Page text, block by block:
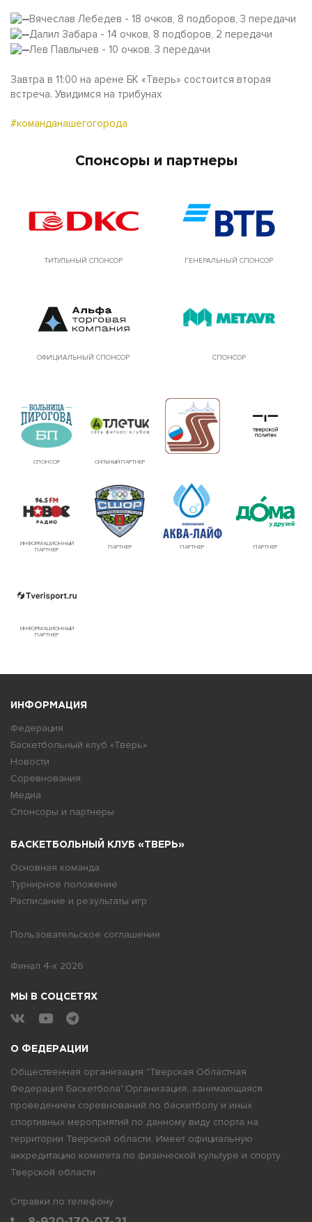
Вячеслав Лебедев - 18 очков, 8 подборов, 3 передачи
Далил Забара - 14 очков, 8 подборов, 2 передачи
Лев Павлычев - 10 очков, 3 передачи
Завтра в 11:00 на арене БК «Тверь» состоится вторая
встреча. Увидимся на трибунах
#команданашегогорода
Спонсоры и партнеры
ТИТУЛЬНЫЙ СПОНСОР ГЕНЕРАЛЬНЫЙ СПОНСОР
ОФИЦИАЛЬНЫЙ СПОНСОР СПОНСОР
СПОНСОР СИЛЬНЫЙ ПАРТНЕР
ИНФОРМАЦИОННЫЙ
ПАРТНЕР
ПАРТНЕР ПАРТНЕР ПАРТНЕР
ИНФОРМАЦИОННЫЙ
ПАРТНЕР
О ФЕДЕРАЦИИ
Общественная организация "Тверская Областная
Федерация Баскетбола".Организация, занимающаяся
проведением соревнований по баскетболу и иных
спортивных мероприятий по данному виду спорта на
территории Тверской области. Имеет официальную
аккредитацию комитета по физической культуре и спорту
Тверской области.
Справки по телефону
ИНФОРМАЦИЯ
Федерация
Баскетбольный клуб «Тверь»
Новости
Соревнования
Медиа
Спонсоры и партнеры
БАСКЕТБОЛЬНЫЙ КЛУБ «ТВЕРЬ»
Основная команда
Турнирное положение
Расписание и результаты игр
Пользовательское соглашение
Финал 4-х 2026
МЫ В СОЦСЕТЯХ